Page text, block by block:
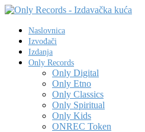
Naslovnica
Izvođači
Izdanja
Only Records
Only Digital
Only Etno
Only Classics
Only Spiritual
Only Kids
ONREC Token